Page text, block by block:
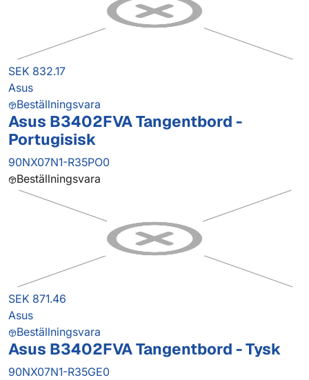
SEK 832.17
Asus
Beställningsvara
Asus B3402FVA Tangentbord -
Portugisisk
90NX07N1-R35PO0
Beställningsvara
SEK 871.46
Asus
Beställningsvara
Asus B3402FVA Tangentbord - Tysk
90NX07N1-R35GE0